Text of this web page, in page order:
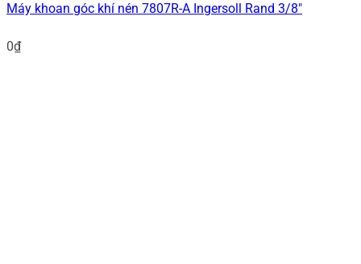
Máy khoan góc khí nén 7807R-A Ingersoll Rand 3/8″
0₫